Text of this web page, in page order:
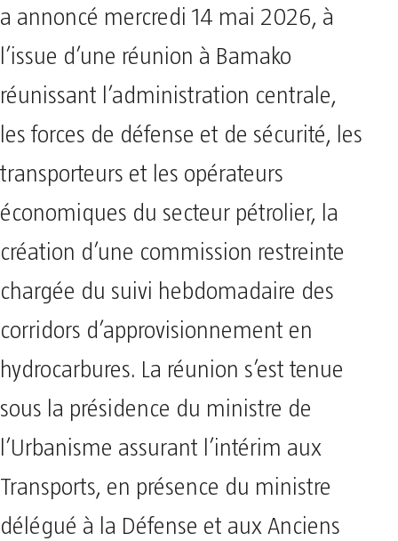
a annoncé mercredi 14 mai 2026, à
l’issue d’une réunion à Bamako
réunissant l’administration centrale,
les forces de défense et de sécurité, les
transporteurs et les opérateurs
économiques du secteur pétrolier, la
création d’une commission restreinte
chargée du suivi hebdomadaire des
corridors d’approvisionnement en
hydrocarbures. La réunion s’est tenue
sous la présidence du ministre de
l’Urbanisme assurant l’intérim aux
Transports, en présence du ministre
délégué à la Défense et aux Anciens